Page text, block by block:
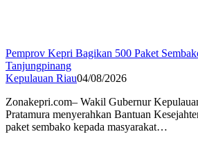
Pemprov Kepri Bagikan 500 Paket
Tanjungpinang
Kepulauan Riau04/08/2026
Zonakepri.com– Wakil Gubernur
Pratamura menyerahkan Bantuan
paket sembako kepada masyarakat…